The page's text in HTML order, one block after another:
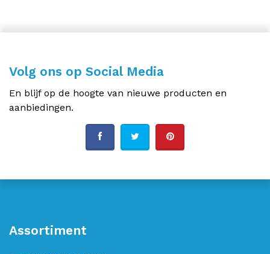
Volg ons op Social Media
En blijf op de hoogte van nieuwe producten en
aanbiedingen.
Assortiment